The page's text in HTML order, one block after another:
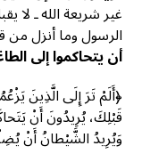
غير شريعة الله ـ لا
الرسول وما أنزل من
أن يتحاكموا إلى
﴿أَلَمْ تَرَ إِلَى الَّذِينَ
قَبْلِكَ، يُرِيدُونَ أَنْ
وَيُرِيدُ الشَّيْطانُ أَنْ